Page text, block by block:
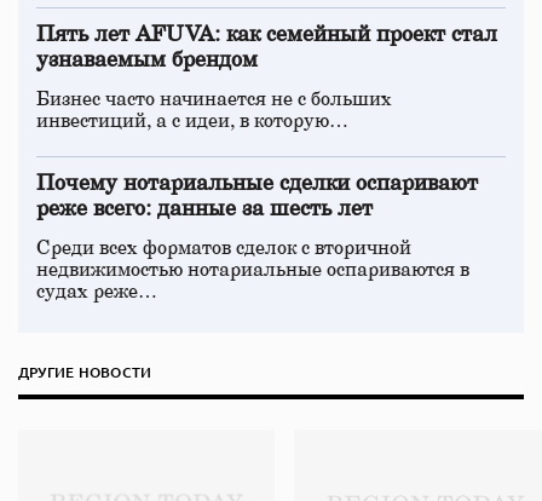
Пять лет AFUVA: как семейный проект стал
узнаваемым брендом
Бизнес часто начинается не с больших
инвестиций, а с идеи, в которую…
Почему нотариальные сделки оспаривают
реже всего: данные за шесть лет
Среди всех форматов сделок с вторичной
недвижимостью нотариальные оспариваются в
судах реже…
ДРУГИЕ НОВОСТИ